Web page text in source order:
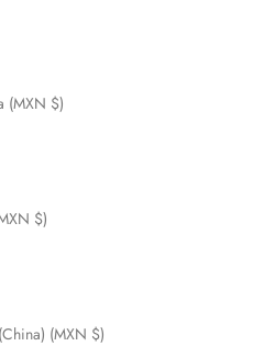
(MXN $)
$)
(MXN $)